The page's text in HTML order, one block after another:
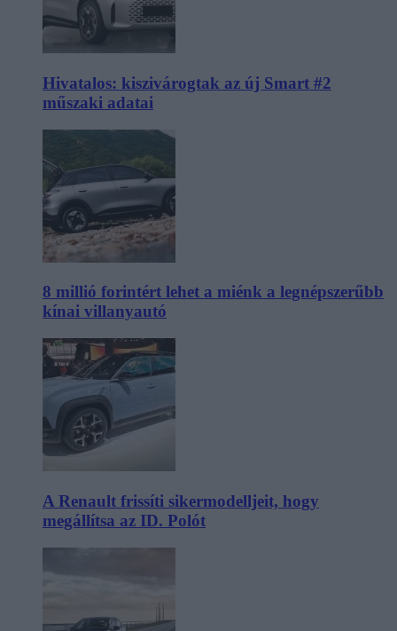
Hivatalos: kiszivárogtak az új Smart #2
műszaki adatai
8 millió forintért lehet a miénk a legnépszerűbb
kínai villanyautó
A Renault frissíti sikermodelljeit, hogy
megállítsa az ID. Polót